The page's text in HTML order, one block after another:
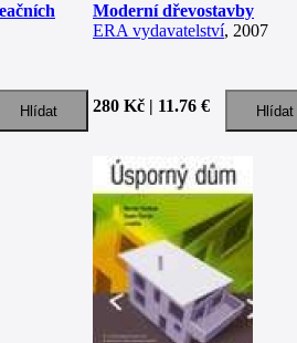
Moderní dřevostavby
ERA vydavatelství, 2007
280 Kč | 11.76 €